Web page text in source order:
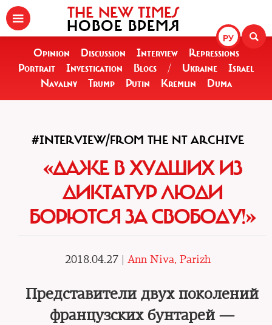
РУ
THE NEW TIMES
НОВОЕ ВРЕМЯ
Opinion Discussion Interview
Repressions
Portrait
Investigation Blogs / Ukraine
Israel
Navalny
Trump Putin Kremlin Duma
#INTERVIEW/FROM THE NT ARCHIVE
«ДАЖЕ В ХУДШИХ ИЗ
ДИКТАТУР ЛЮДИ
БОРЮТСЯ ЗА СВОБОДУ!»
2018.04.27 | Ann Niva, Parizh
Представители двух поколений
французских бунтарей —